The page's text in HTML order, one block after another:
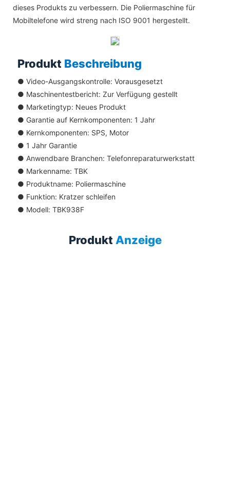
dieses Produkts zu verbessern. Die Poliermaschine für
Mobiltelefone wird streng nach ISO 9001 hergestellt.
Produkt Beschreibung
● Video-Ausgangskontrolle: Vorausgesetzt
● Maschinentestbericht: Zur Verfügung gestellt
● Marketingtyp: Neues Produkt
● Garantie auf Kernkomponenten: 1 Jahr
● Kernkomponenten: SPS, Motor
● 1 Jahr Garantie
● Anwendbare Branchen: Telefonreparaturwerkstatt
● Markenname: TBK
● Produktname: Poliermaschine
● Funktion: Kratzer schleifen
● Modell: TBK938F
Produkt Anzeige